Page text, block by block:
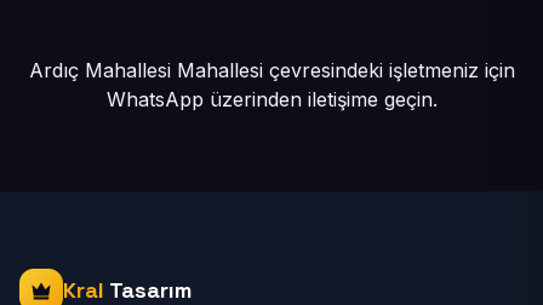
Ardıç Mahallesi Mahallesi çevresindeki işletmeniz için
WhatsApp üzerinden iletişime geçin.
Kral Tasarım